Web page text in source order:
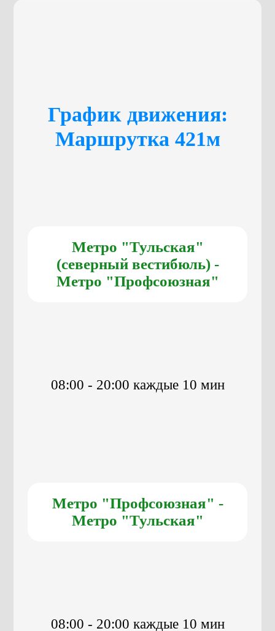
График движения:
Маршрутка 421м
Метро "Тульская"
(северный вестибюль) -
Метро "Профсоюзная"
08:00 - 20:00 каждые 10 мин
Метро "Профсоюзная" -
Метро "Тульская"
08:00 - 20:00 каждые 10 мин